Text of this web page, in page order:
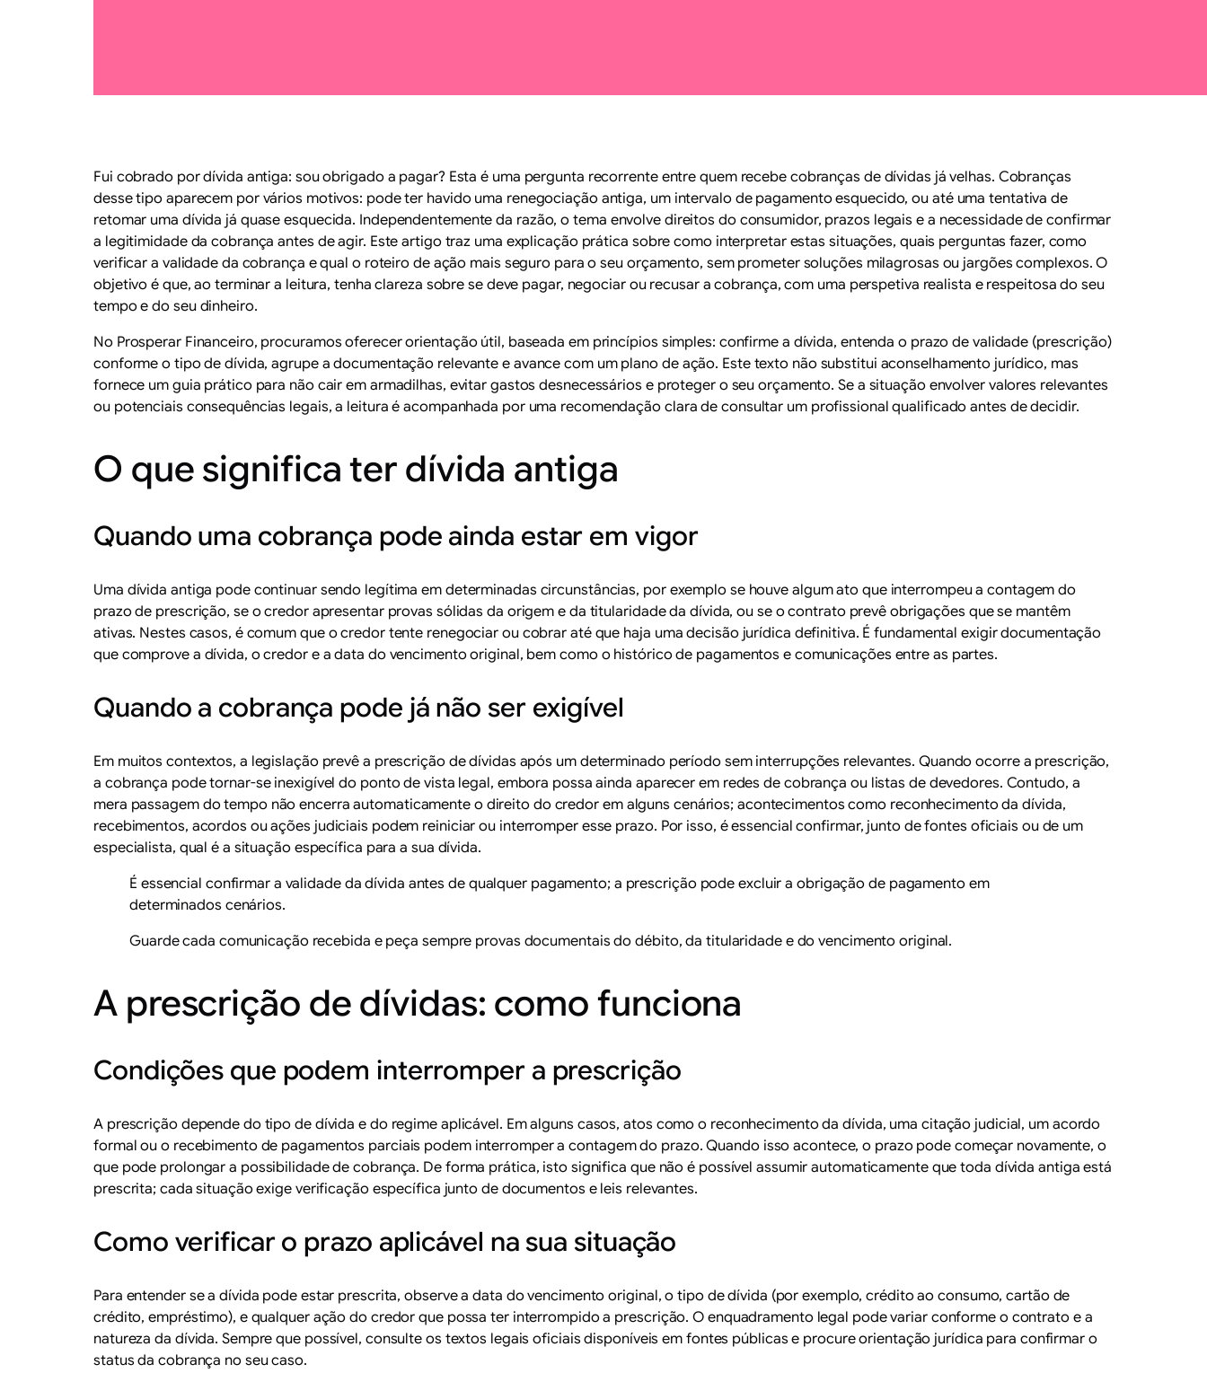
Fui cobrado por dívida antiga: sou obrigado a pagar? Esta é uma pergunta recorrente entre quem recebe cobranças de dívidas já velhas. Cobranças
desse tipo aparecem por vários motivos: pode ter havido uma renegociação antiga, um intervalo de pagamento esquecido, ou até uma tentativa de
retomar uma dívida já quase esquecida. Independentemente da razão, o tema envolve direitos do consumidor, prazos legais e a necessidade de confirmar
a legitimidade da cobrança antes de agir. Este artigo traz uma explicação prática sobre como interpretar estas situações, quais perguntas fazer, como
verificar a validade da cobrança e qual o roteiro de ação mais seguro para o seu orçamento, sem prometer soluções milagrosas ou jargões complexos. O
objetivo é que, ao terminar a leitura, tenha clareza sobre se deve pagar, negociar ou recusar a cobrança, com uma perspetiva realista e respeitosa do seu
tempo e do seu dinheiro.
No Prosperar Financeiro, procuramos oferecer orientação útil, baseada em princípios simples: confirme a dívida, entenda o prazo de validade (prescrição)
conforme o tipo de dívida, agrupe a documentação relevante e avance com um plano de ação. Este texto não substitui aconselhamento jurídico, mas
fornece um guia prático para não cair em armadilhas, evitar gastos desnecessários e proteger o seu orçamento. Se a situação envolver valores relevantes
ou potenciais consequências legais, a leitura é acompanhada por uma recomendação clara de consultar um profissional qualificado antes de decidir.
O que significa ter dívida antiga
Quando uma cobrança pode ainda estar em vigor
Uma dívida antiga pode continuar sendo legítima em determinadas circunstâncias, por exemplo se houve algum ato que interrompeu a contagem do
prazo de prescrição, se o credor apresentar provas sólidas da origem e da titularidade da dívida, ou se o contrato prevê obrigações que se mantêm
ativas. Nestes casos, é comum que o credor tente renegociar ou cobrar até que haja uma decisão jurídica definitiva. É fundamental exigir documentação
que comprove a dívida, o credor e a data do vencimento original, bem como o histórico de pagamentos e comunicações entre as partes.
Quando a cobrança pode já não ser exigível
Em muitos contextos, a legislação prevê a prescrição de dívidas após um determinado período sem interrupções relevantes. Quando ocorre a prescrição,
a cobrança pode tornar-se inexigível do ponto de vista legal, embora possa ainda aparecer em redes de cobrança ou listas de devedores. Contudo, a
mera passagem do tempo não encerra automaticamente o direito do credor em alguns cenários; acontecimentos como reconhecimento da dívida,
recebimentos, acordos ou ações judiciais podem reiniciar ou interromper esse prazo. Por isso, é essencial confirmar, junto de fontes oficiais ou de um
especialista, qual é a situação específica para a sua dívida.
É essencial confirmar a validade da dívida antes de qualquer pagamento; a prescrição pode excluir a obrigação de pagamento em
determinados cenários.
Guarde cada comunicação recebida e peça sempre provas documentais do débito, da titularidade e do vencimento original.
A prescrição de dívidas: como funciona
Condições que podem interromper a prescrição
A prescrição depende do tipo de dívida e do regime aplicável. Em alguns casos, atos como o reconhecimento da dívida, uma citação judicial, um acordo
formal ou o recebimento de pagamentos parciais podem interromper a contagem do prazo. Quando isso acontece, o prazo pode começar novamente, o
que pode prolongar a possibilidade de cobrança. De forma prática, isto significa que não é possível assumir automaticamente que toda dívida antiga está
prescrita; cada situação exige verificação específica junto de documentos e leis relevantes.
Como verificar o prazo aplicável na sua situação
Para entender se a dívida pode estar prescrita, observe a data do vencimento original, o tipo de dívida (por exemplo, crédito ao consumo, cartão de
crédito, empréstimo), e qualquer ação do credor que possa ter interrompido a prescrição. O enquadramento legal pode variar conforme o contrato e a
natureza da dívida. Sempre que possível, consulte os textos legais oficiais disponíveis em fontes públicas e procure orientação jurídica para confirmar o
status da cobrança no seu caso.